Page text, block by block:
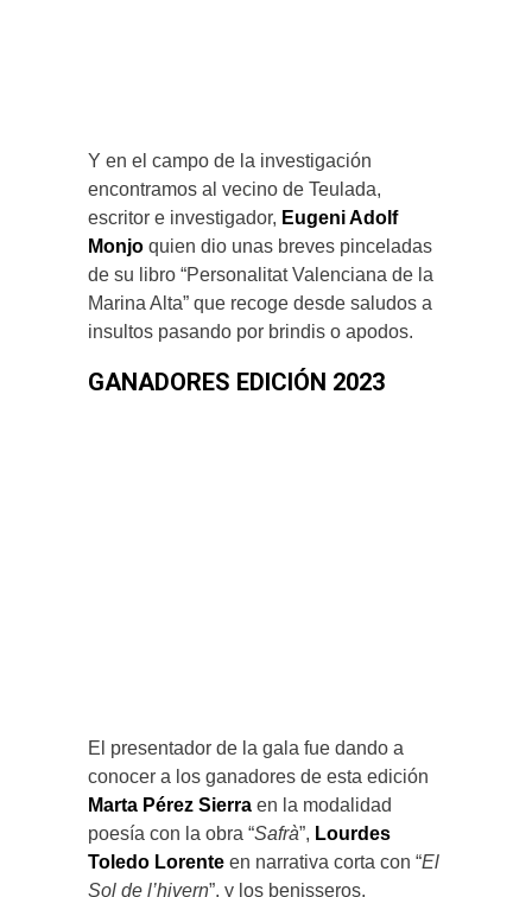
Y en el campo de la investigación
encontramos al vecino de Teulada,
escritor e investigador, Eugeni Adolf
Monjo quien dio unas breves pinceladas
de su libro “Personalitat Valenciana de la
Marina Alta” que recoge desde saludos a
insultos pasando por brindis o apodos.
GANADORES EDICIÓN 2023
El presentador de la gala fue dando a
conocer a los ganadores de esta edición
Marta Pérez Sierra en la modalidad
poesía con la obra “Safrà”, Lourdes
Toledo Lorente en narrativa corta con “El
Sol de l’hivern”, y los benisseros,